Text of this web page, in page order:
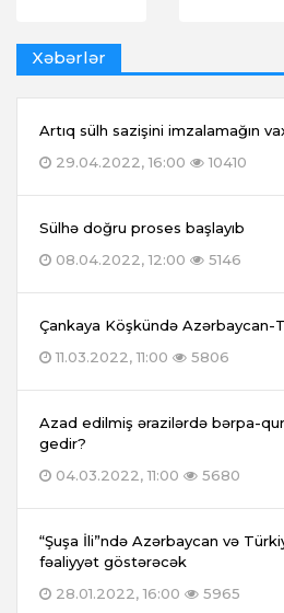
Xəbərlər
Artıq sülh sazişini imzalamağın
29.04.2022, 16:00
10410
Sülhə doğru proses başlayıb
08.04.2022, 12:00
5146
Çankaya Köşkündə Azərbaycan-
11.03.2022, 11:00
5806
Azad edilmiş ərazilərdə bərpa-
gedir?
04.03.2022, 11:00
5680
“Şuşa İli”ndə Azərbaycan və
fəaliyyət göstərəcək
28.01.2022, 16:00
5965